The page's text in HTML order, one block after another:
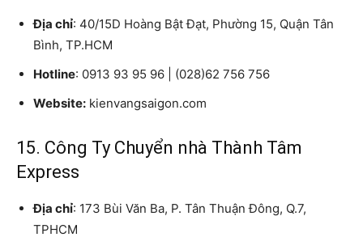
Địa chỉ: 40/15D Hoàng Bật Đạt, Phường 15, Quận Tân
Bình, TP.HCM
Hotline: 0913 93 95 96 | (028)62 756 756
Website: kienvangsaigon.com
15. Công Ty Chuyển nhà Thành Tâm
Express
Địa chỉ: 173 Bùi Văn Ba, P. Tân Thuận Đông, Q.7,
TPHCM